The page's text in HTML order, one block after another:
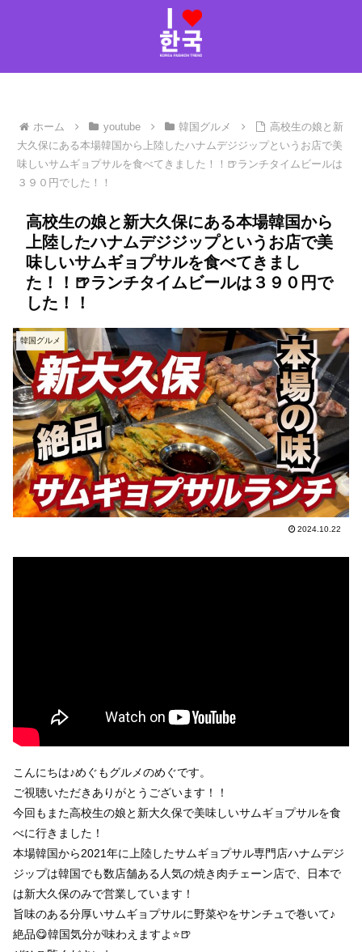
ホーム youtube 韓国グルメ
高校生の娘と新
大久保にある本場韓国から上陸したハナムデジジップというお店で美
味しいサムギョプサルを食べてきました！！🍺ランチタイムビールは
３９０円でした！！
高校生の娘と新大久保にある本場韓国から
上陸したハナムデジジップというお店で美
味しいサムギョプサルを食べてきまし
た！！🍺ランチタイムビールは３９０円で
した！！
韓国グルメ
2024.10.22
こんにちは♪めぐもグルメのめぐです。
ご視聴いただきありがとうございます！！
今回もまた高校生の娘と新大久保で美味しいサムギョプサルを食
べに行きました！
本場韓国から2021年に上陸したサムギョプサル専門店ハナムデジ
ジップは韓国でも数店舗ある人気の焼き肉チェーン店で、日本で
は新大久保のみで営業しています！
旨味のある分厚いサムギョプサルに野菜やをサンチュで巻いて♪
絶品😋韓国気分が味わえますよ⭐️🍺